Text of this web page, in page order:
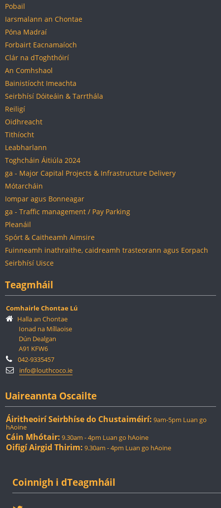
Pobail
Iarsmalann an Chontae
Póna Madraí
Forbairt Eacnamaíoch
Clár na dToghthóirí
An Comhshaol
Bainistíocht Imeachta
Seirbhísí Dóiteáin & Tarrthála
Reiligí
Oidhreacht
Tithíocht
Leabharlann
Toghcháin Áitiúla 2024
ga - Major Capital Projects & Infrastructure Delivery
Mótarcháin
Iompar agus Bonneagar
ga - Traffic management / Pay Parking
Pleanáil
Spórt & Caitheamh Aimsire
Fuinneamh inathraithe, caidreamh trasteorann agus Eorpach
Seirbhísí Uisce
Teagmháil
Comhairle Chontae Lú
Halla an Chontae
Ionad na Míllaoise
Dún Dealgan
A91 KFW6
042-9335457
info@louthcoco.ie
Uaireannta Oscailte
Áiritheoirí Seirbhíse do Chustaiméirí: 9am-5pm Luan go
hAoine
Cáin Mhótair: 9.30am - 4pm Luan go hAoine
Oifigí Airgid Thirim: 9.30am - 4pm Luan go hAoine
Coinnigh i dTeagmháil